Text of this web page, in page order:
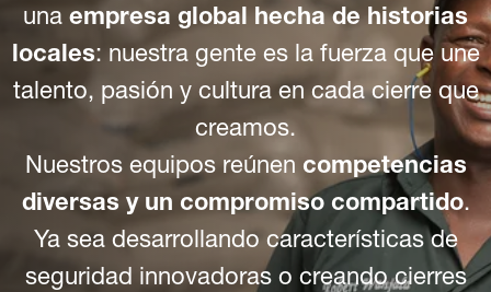
una empresa global hecha de historias
locales: nuestra gente es la fuerza que une
talento, pasión y cultura en cada cierre que
creamos.
Nuestros equipos reúnen competencias
diversas y un compromiso compartido.
Ya sea desarrollando características de
seguridad innovadoras o creando cierres